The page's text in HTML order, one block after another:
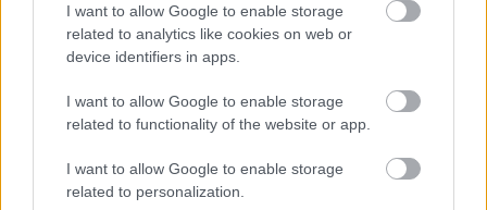
I want to allow Google to enable storage
related to analytics like cookies on web or
device identifiers in apps.
I want to allow Google to enable storage
related to functionality of the website or app.
I want to allow Google to enable storage
related to personalization.
egy saját fotóval rendelkező cikkemet mentettem el...
egy, akkor 184-szer szerepeltem az index.hu
címlapján és 337-szer az index2 aloldalon.